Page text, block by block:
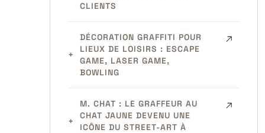
CLIENTS
DÉCORATION GRAFFITI POUR
LIEUX DE LOISIRS : ESCAPE
GAME, LASER GAME,
BOWLING
M. CHAT : LE GRAFFEUR AU
CHAT JAUNE DEVENU UNE
ICÔNE DU STREET-ART À